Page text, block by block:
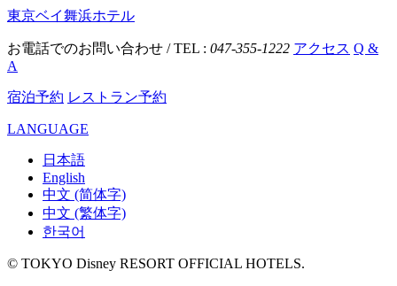
東京ベイ舞浜ホテル
お電話でのお問い合わせ / TEL : 047-355-1222 アクセス Q &
A
宿泊予約 レストラン予約
LANGUAGE
日本語
English
中文 (简体字)
中文 (繁体字)
한국어
© TOKYO Disney RESORT OFFICIAL HOTELS.